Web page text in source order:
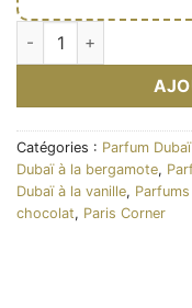
quantité de Eau de
Catégories : Parfum
Dubaï à la bergamote,
Dubaï à la vanille,
chocolat, Paris Corner